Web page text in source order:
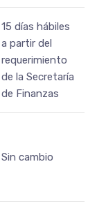
15 días hábiles
a partir del
requerimiento
de la Secretaría
de Finanzas
Sin cambio